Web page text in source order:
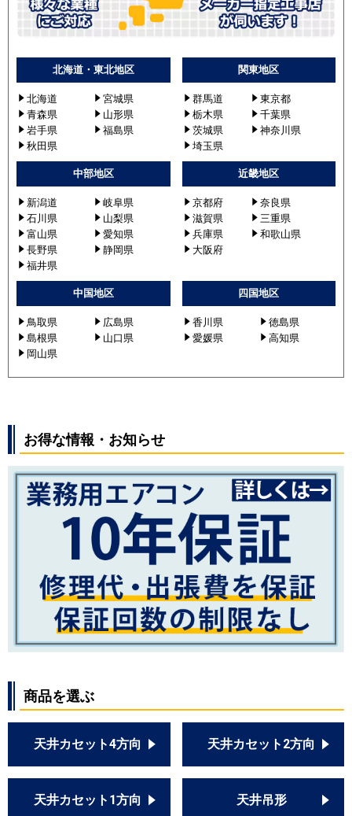
北海道・東北地区
北海道
宮城県
青森県
山形県
岩手県
福島県
秋田県
関東地区
群馬道
東京都
栃木県
千葉県
茨城県
神奈川県
埼玉県
中部地区
新潟道
岐阜県
石川県
山梨県
富山県
愛知県
長野県
静岡県
福井県
近畿地区
京都府
奈良県
滋賀県
三重県
兵庫県
和歌山県
大阪府
中国地区
鳥取県
広島県
島根県
山口県
岡山県
四国地区
香川県
徳島県
愛媛県
高知県
お得な情報・お知らせ
商品を選ぶ
天井カセット4方向 天井カセット2方向
天井カセット1方向 天井吊形